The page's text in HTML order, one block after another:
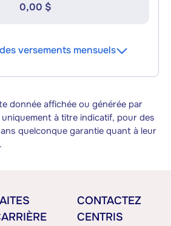
0,00 $
versements mensuels
donnée affichée ou générée par
à titre indicatif, pour des
quelconque garantie quant à leur
CONTACTEZ
CENTRIS